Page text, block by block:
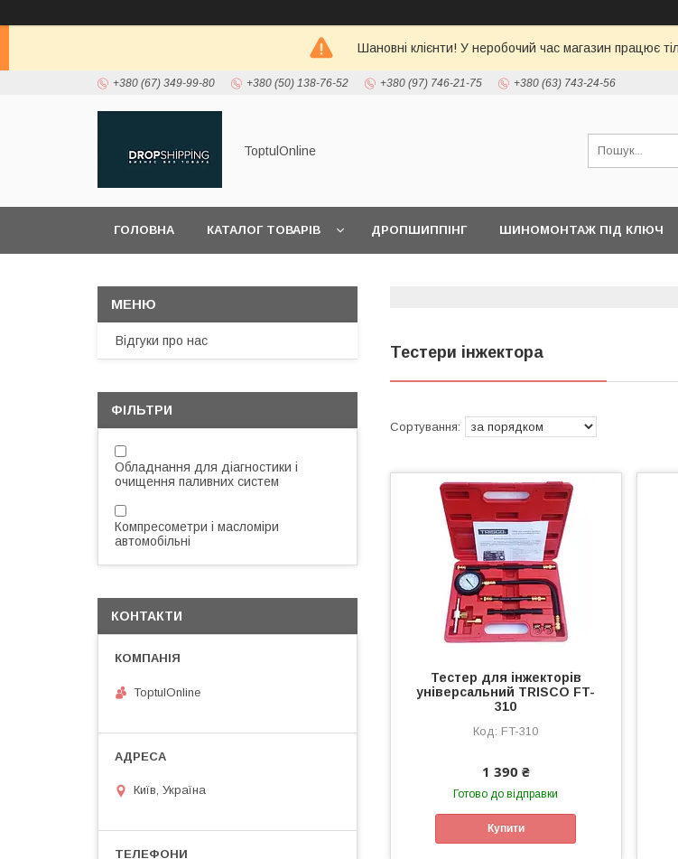
Шановні клієнти! У неробочий час магазин працює
+380 (67) 349-99-80 +380 (50) 138-76-52 +380 (97) 746-21-75 +380 (63) 743-24-56
ToptulOnline
ГОЛОВНА КАТАЛОГ ТОВАРІВ ДРОПШИППІНГ ШИНОМОНТАЖ ПІД КЛЮЧ
Тестери інжектора
Тестер для інжекторів
універсальний TRISCO FT-
310
FT-310
1 390 ₴
Готово до відправки
Купити
Відгуки про нас
ФІЛЬТРИ
Обладнання для діагностики і
очищення паливних систем
Компресометри і масломіри
автомобільні
КОНТАКТИ
ToptulOnline
Київ, Україна